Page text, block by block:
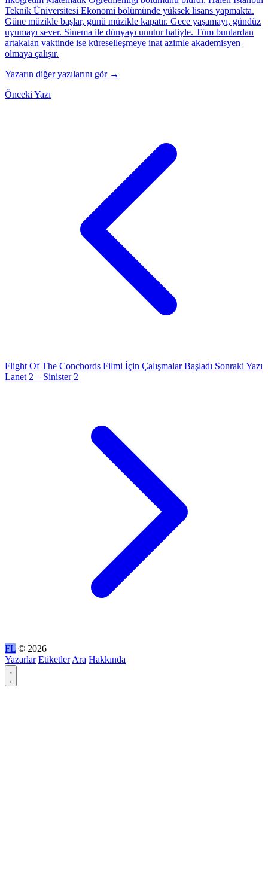
Teknik Üniversitesi Ekonomi bölümünde yüksek lisans yapmakta.
Güne müzikle başlar, günü müzikle kapatır. Gece yaşamayı, gündüz
uyumayı sever. Sinema ile dünyayı unutur haliyle. Tüm bunlardan
artakalan vaktinde ise küreselleşmeye inat azimle akademisyen
olmaya çalışır.
Yazarın diğer yazılarını gör →
Önceki Yazı
Flight Of The Conchords Filmi İçin Çalışmalar Başladı Sonraki Yazı
Lanet 2 – Sinister 2
FL © 2026
Yazarlar Etiketler Ara Hakkında